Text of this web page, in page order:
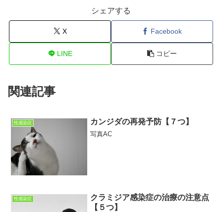
シェアする
X Facebook
LINE コピー
関連記事
性感染症 カンジダの再発予防【７つ】
写真AC
性感染症
クラミジア感染症の治療の注意点
【５つ】